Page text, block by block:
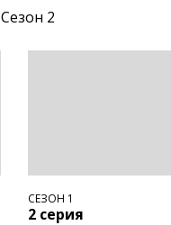
Сезон 2
СЕЗОН 1
2 серия